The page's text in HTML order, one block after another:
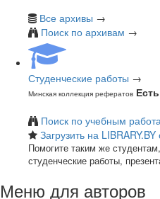
Все архивы →
Поиск по архивам →
Студенческие работы →
Минская коллекция рефератов
Поиск по учебным
Загрузить на LIBRARY.BY
Помогите таким же
студенческие работы,
Меню для авторов